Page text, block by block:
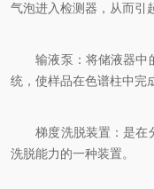
气泡进入检测器，从而引
输液泵：将储液器中
统，使样品在色谱柱中完
梯度洗脱装置：是在
洗脱能力的一种装置。